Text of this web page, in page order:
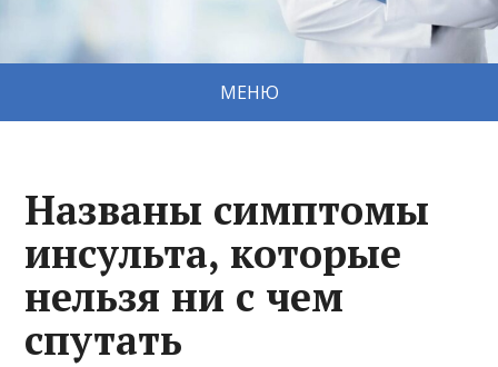
МЕНЮ
Названы симптомы
инсульта, которые
нельзя ни с чем
спутать